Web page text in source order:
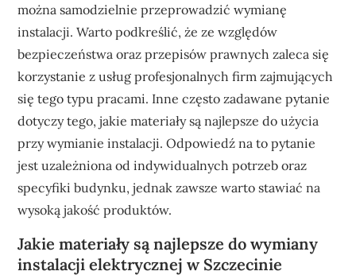
można samodzielnie przeprowadzić wymianę
instalacji. Warto podkreślić, że ze względów
bezpieczeństwa oraz przepisów prawnych zaleca się
korzystanie z usług profesjonalnych firm zajmujących
się tego typu pracami. Inne często zadawane pytanie
dotyczy tego, jakie materiały są najlepsze do użycia
przy wymianie instalacji. Odpowiedź na to pytanie
jest uzależniona od indywidualnych potrzeb oraz
specyfiki budynku, jednak zawsze warto stawiać na
wysoką jakość produktów.
Jakie materiały są najlepsze do wymiany
instalacji elektrycznej w Szczecinie